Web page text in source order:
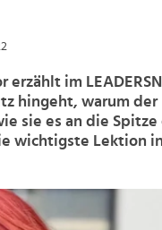
erzählt im
hingeht, warum der
sie es an die Spitze
wichtigste Lektion in